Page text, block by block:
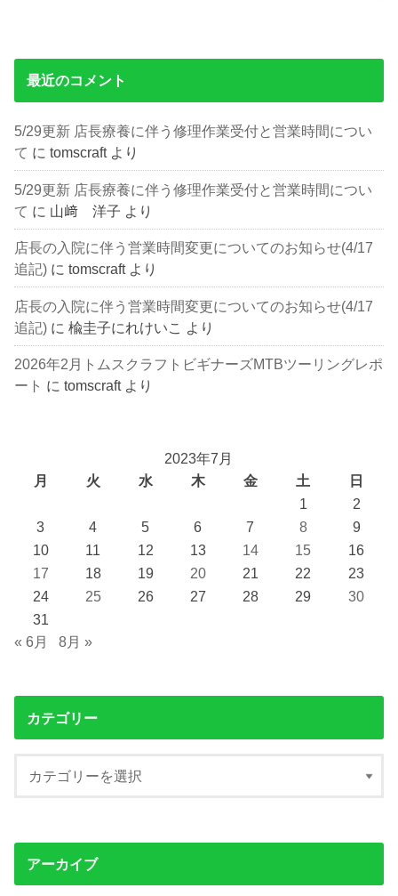
最近のコメント
5/29更新 店長療養に伴う修理作業受付と営業時間につい
て にtomscraftより
5/29更新 店長療養に伴う修理作業受付と営業時間につい
て に 山﨑 洋子 より
店長の入院に伴う営業時間変更についてのお知らせ(4/17
追記) にtomscraftより
店長の入院に伴う営業時間変更についてのお知らせ(4/17
追記) に楡圭子にれけいこ より
2026年2月トムスクラフトビギナーズMTBツーリングレポ
ート にtomscraftより
2023年7月
月
火 水 木 金 土
日
1
2
3
4 5 6 7 8
9
10
11 12 13 14 15
16
17
18 19 20 21 22
23
24
25 26 27 28 29
30
31
« 6月
8月 »
カテゴリー
アーカイブ